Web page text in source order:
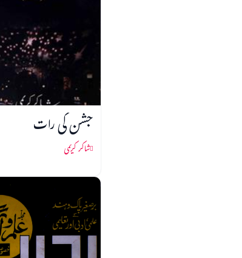
جشن کی رات
شاکر کریمی